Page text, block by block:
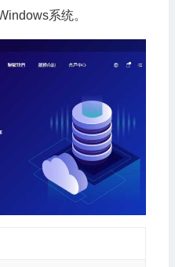
系统。